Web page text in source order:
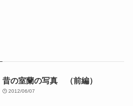
昔の室蘭の写真 （前編）
2012/06/07